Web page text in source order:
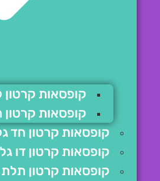
קופסאות קרטון
קופסאות קרטון
קופסאות קרטון חד גלי
קופסאות קרטון דו גלי
קופסאות קרטון תלת